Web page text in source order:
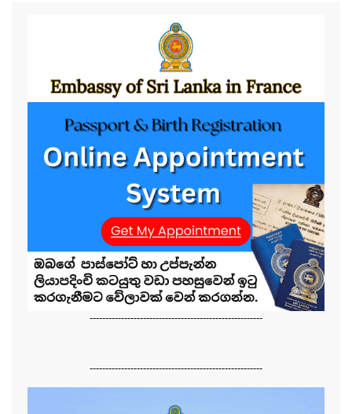
-------------------------------------------------------
-------------------------------------------------------